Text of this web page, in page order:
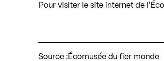
Pour visiter le site internet de
Source : Écomusée du fier monde